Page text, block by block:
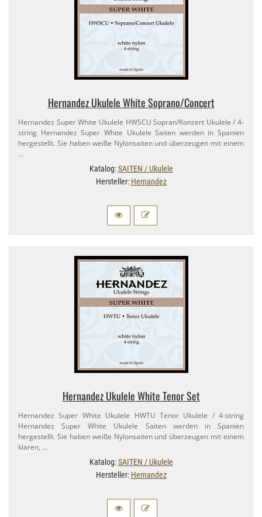
Hernandez Ukulele White Soprano/​Concert
Hernandez Super White Ukulele HWSCU Sopran/​Konzert Ukulele / 4-​
string Hernandez Super White Ukulele Saiten werden in Spanien
hergestellt. Sie haben weiße Nylonsaiten und überzeugen mit einem
…
Katalog:SAITEN / Ukulele
Hersteller: Hernandez
Hernandez Ukulele White Tenor Set
Hernandez Super White Ukulele HWTU Tenor Ukulele / 4-​string
Hernandez Super White Ukulele Saiten werden in Spanien
hergestellt. Sie haben weiße Nylonsaiten und überzeugen mit einem
klaren, …
Katalog:SAITEN / Ukulele
Hersteller: Hernandez